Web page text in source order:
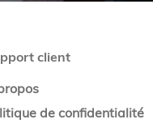
client
de confidentialité